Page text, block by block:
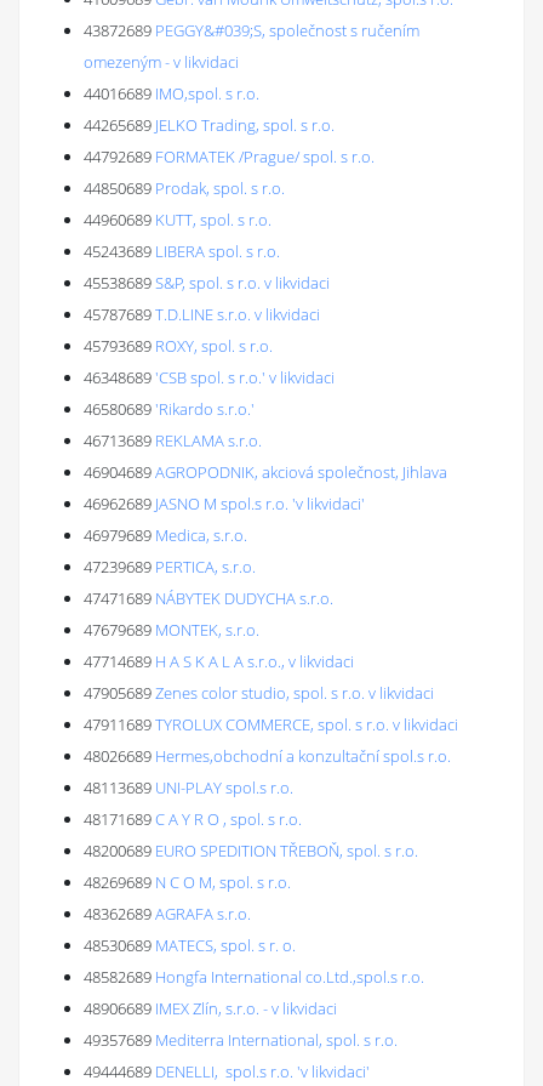
43872689 PEGGY&#039;S, společnost s ručením
omezeným - v likvidaci
44016689 IMO,spol. s r.o.
44265689 JELKO Trading, spol. s r.o.
44792689 FORMATEK /Prague/ spol. s r.o.
44850689 Prodak, spol. s r.o.
44960689 KUTT, spol. s r.o.
45243689 LIBERA spol. s r.o.
45538689S&P, spol. s r.o. v likvidaci
45787689T.D.LINE s.r.o. v likvidaci
45793689 ROXY, spol. s r.o.
46348689'CSB spol. s r.o.' v likvidaci
46580689'Rikardo s.r.o.'
46713689 REKLAMA s.r.o.
46904689AGROPODNIK, akciová společnost, Jihlava
46962689 JASNO M spol.s r.o. 'v likvidaci'
46979689 Medica, s.r.o.
47239689 PERTICA, s.r.o.
47471689 NÁBYTEK DUDYCHA s.r.o.
47679689 MONTEK, s.r.o.
47714689 H A S K A L A s.r.o., v likvidaci
47905689Zenes color studio, spol. s r.o. v likvidaci
47911689TYROLUX COMMERCE, spol. s r.o. v likvidaci
48026689 Hermes,obchodní a konzultační spol.s r.o.
48113689 UNI-PLAY spol.s r.o.
48171689C A Y R O , spol. s r.o.
48200689 EURO SPEDITION TŘEBOŇ, spol. s r.o.
48269689 N C O M, spol. s r.o.
48362689AGRAFA s.r.o.
48530689 MATECS, spol. s r. o.
48582689 Hongfa International co.Ltd.,spol.s r.o.
48906689 IMEX Zlín, s.r.o. - v likvidaci
49357689 Mediterra International, spol. s r.o.
49444689 DENELLI, spol.s r.o. 'v likvidaci'